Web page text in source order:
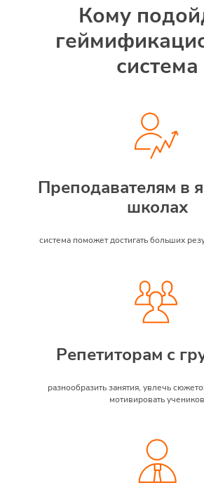
Кому
система
Преподавателям в
школах
система поможет достигать больших
Репетиторам с
разнообразить занятия, увлечь
мотивировать учеников